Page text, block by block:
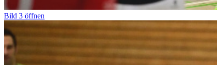
Bild 3 öffnen